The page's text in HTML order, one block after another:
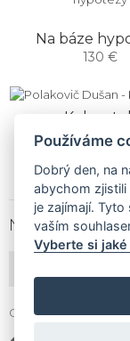
Na báze
130 €
Kohoutek
160 €
NEWSLETTER
Gallery Gwerk ©
Používáme
Dobrý den, na
abychom zjistili
je zajímají.
vaším
Vyberte si